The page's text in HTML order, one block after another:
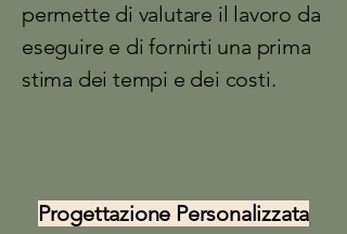
permette di valutare il lavoro da
eseguire e di fornirti una prima
stima dei tempi e dei costi.
Progettazione Personalizzata